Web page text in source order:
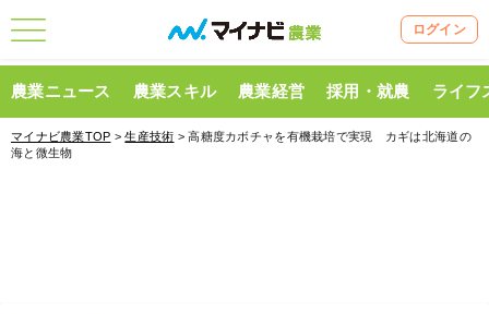
ログイン
農業ニュース 農業スキル 農業経営 採用・就農 ライフ
マイナビ農業TOP >生産技術 > 高糖度カボチャを有機栽培で実現 カギは北海道の
海と微生物